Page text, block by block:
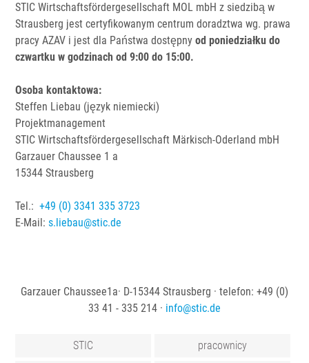
STIC Wirtschaftsfördergesellschaft MOL mbH z siedzibą w
Strausberg jest certyfikowanym centrum doradztwa wg. prawa
pracy AZAV i jest dla Państwa dostępnyod poniedziałku do
czwartku w godzinach od 9:00 do 15:00.
Osoba kontaktowa:
Steffen Liebau (język niemiecki)
Projektmanagement
STIC Wirtschaftsfördergesellschaft Märkisch-Oderland mbH
Garzauer Chaussee 1 a
15344 Strausberg
Tel.:+49 (0) 3341 335 3723
E-Mail:s.liebau@stic.de
Garzauer Chaussee1a· D-15344 Strausberg · telefon: +49 (0)
33 41 - 335 214 · info@stic.de
STIC pracownicy